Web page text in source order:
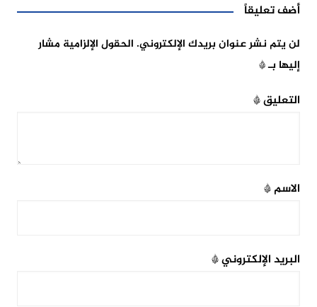
أضف تعليقاً
لن يتم نشر عنوان بريدك الإلكتروني. الحقول الإلزامية مشار
إليها بـ*
التعليق*
الاسم*
البريد الإلكتروني*